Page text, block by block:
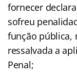
fornecer
sofreu
função pública,
ressalvada a
Penal;